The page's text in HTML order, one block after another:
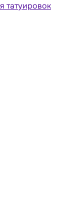
татуировок